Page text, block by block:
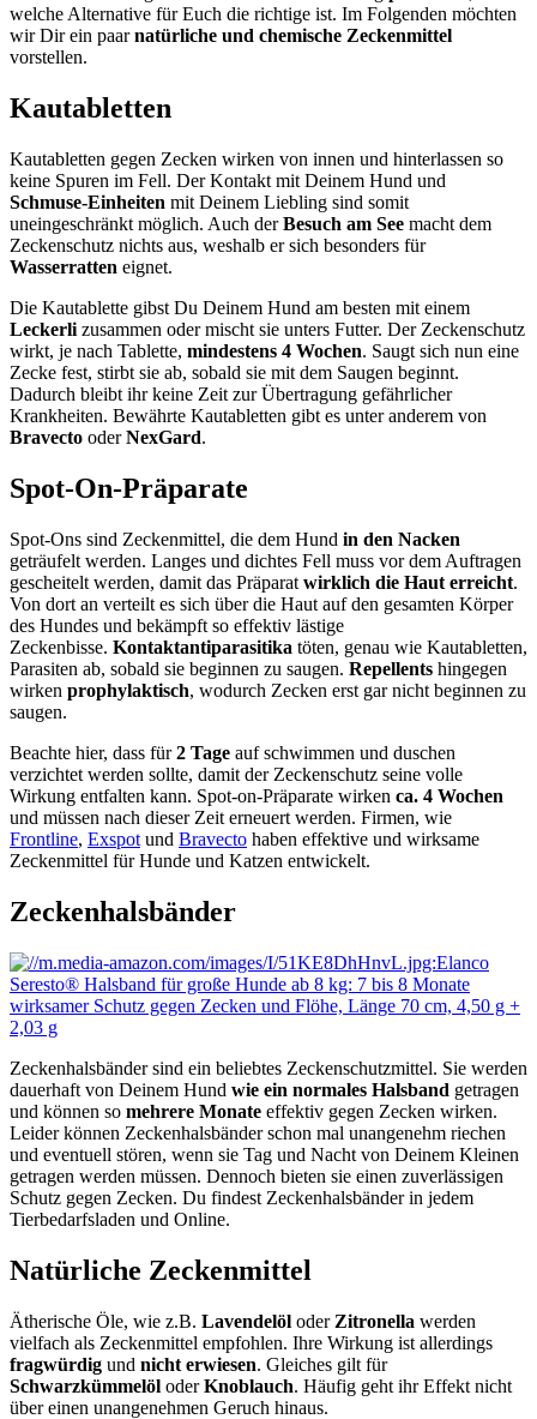
welche Alternative für Euch die richtige ist. Im Folgenden möchten
wir Dir ein paarnatürliche und chemische Zeckenmittel
vorstellen.
Kautabletten
Kautabletten gegen Zecken wirken von innen und hinterlassen so
keine Spuren im Fell. Der Kontakt mit Deinem Hund und
Schmuse-Einheiten mit Deinem Liebling sind somit
uneingeschränkt möglich. Auch derBesuch am See macht dem
Zeckenschutz nichts aus, weshalb er sich besonders für
Wasserratten eignet.
Die Kautablette gibst Du Deinem Hund am besten mit einem
Leckerli zusammen oder mischt sie unters Futter. Der Zeckenschutz
wirkt, je nach Tablette, mindestens 4 Wochen. Saugt sich nun eine
Zecke fest, stirbt sie ab, sobald sie mit dem Saugen beginnt.
Dadurch bleibt ihr keine Zeit zur Übertragung gefährlicher
Krankheiten. Bewährte Kautabletten gibt es unter anderem von
Bravecto oderNexGard.
Spot-On-Präparate
Spot-Ons sind Zeckenmittel, die dem Hund in den Nacken
geträufelt werden. Langes und dichtes Fell muss vor dem Auftragen
gescheitelt werden, damit das Präparat wirklich die Haut erreicht.
Von dort an verteilt es sich über die Haut auf den gesamten Körper
des Hundes und bekämpft so effektiv lästige
Zeckenbisse. Kontaktantiparasitika töten, genau wie Kautabletten,
Parasiten ab, sobald sie beginnen zu saugen. Repellents hingegen
wirken prophylaktisch, wodurch Zecken erst gar nicht beginnen zu
saugen.
Beachte hier, dass für2 Tage auf schwimmen und duschen
verzichtet werden sollte, damit der Zeckenschutz seine volle
Wirkung entfalten kann. Spot-on-Präparate wirken ca. 4 Wochen
und müssen nach dieser Zeit erneuert werden. Firmen, wie
Frontline, Exspot und Bravecto haben effektive und wirksame
Zeckenmittel für Hunde und Katzen entwickelt.
Zeckenhalsbänder
Zeckenhalsbänder sind ein beliebtes Zeckenschutzmittel. Sie werden
dauerhaft von Deinem Hund wie ein normales Halsband getragen
und können so mehrere Monate effektiv gegen Zecken wirken.
Leider können Zeckenhalsbänder schon mal unangenehm riechen
und eventuell stören, wenn sie Tag und Nacht von Deinem Kleinen
getragen werden müssen. Dennoch bieten sie einen zuverlässigen
Schutz gegen Zecken. Du findest Zeckenhalsbänder in jedem
Tierbedarfsladen und Online.
Natürliche Zeckenmittel
Ätherische Öle, wie z.B. Lavendelöl oder Zitronella werden
vielfach als Zeckenmittel empfohlen. Ihre Wirkung ist allerdings
fragwürdig und nicht erwiesen. Gleiches gilt für
Schwarzkümmelöl oderKnoblauch. Häufig geht ihr Effekt nicht
über einen unangenehmen Geruch hinaus.